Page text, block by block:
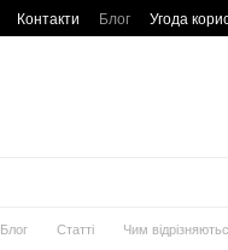
Контакти Блог Угода
Блог Статті Чим